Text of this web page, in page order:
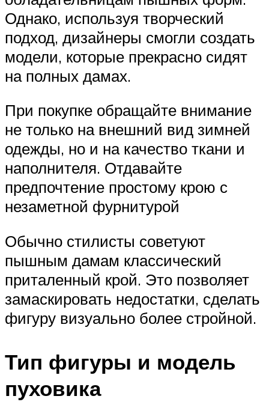
Однако, используя творческий
подход, дизайнеры смогли создать
модели, которые прекрасно сидят
на полных дамах.
При покупке обращайте внимание
не только на внешний вид зимней
одежды, но и на качество ткани и
наполнителя. Отдавайте
предпочтение простому крою с
незаметной фурнитурой
Обычно стилисты советуют
пышным дамам классический
приталенный крой. Это позволяет
замаскировать недостатки, сделать
фигуру визуально более стройной.
Тип фигуры и модель
пуховика